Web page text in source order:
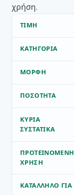
χρήση.
ΤΙΜΉ
ΚΑΤΗΓΟΡΊΑ
ΜΟΡΦΉ
ΠΟΣΌΤΗΤΑ
ΚΎΡΙΑ
ΣΥΣΤΑΤΙΚΆ
ΠΡΟΤΕΙΝΌΜΕΝΗ
ΧΡΉΣΗ
ΚΑΤΆΛΛΗΛΟ ΓΙΑ